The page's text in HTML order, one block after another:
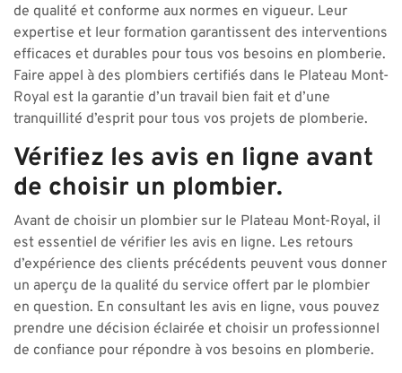
de qualité et conforme aux normes en vigueur. Leur
expertise et leur formation garantissent des interventions
efficaces et durables pour tous vos besoins en plomberie.
Faire appel à des plombiers certifiés dans le Plateau Mont-
Royal est la garantie d’un travail bien fait et d’une
tranquillité d’esprit pour tous vos projets de plomberie.
Vérifiez les avis en ligne avant
de choisir un plombier.
Avant de choisir un plombier sur le Plateau Mont-Royal, il
est essentiel de vérifier les avis en ligne. Les retours
d’expérience des clients précédents peuvent vous donner
un aperçu de la qualité du service offert par le plombier
en question. En consultant les avis en ligne, vous pouvez
prendre une décision éclairée et choisir un professionnel
de confiance pour répondre à vos besoins en plomberie.